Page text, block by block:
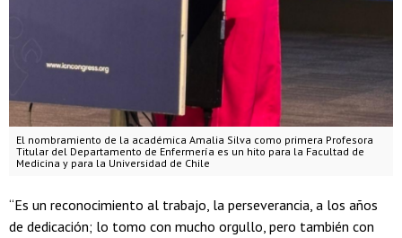
El nombramiento de la académica Amalia Silva como primera Profesora
Titular del Departamento de Enfermería es un hito para la Facultad de
Medicina y para la Universidad de Chile
“Es un reconocimiento al trabajo, la perseverancia, a los años
de dedicación; lo tomo con mucho orgullo, pero también con